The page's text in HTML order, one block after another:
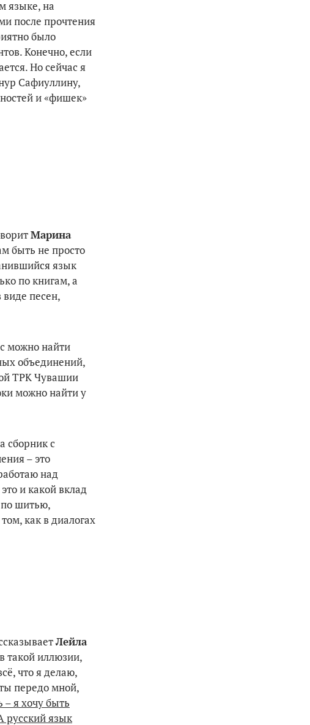
языке, на
после прочтения
было
Конечно, если
Но сейчас я
Сафиуллину,
и «фишек»
Марина
быть не просто
язык
по книгам, а
виде песен,
можно найти
объединений,
ТРК Чувашии
можно найти у
сборник с
– это
над
и какой вклад
по шитью,
как в диалогах
Лейла
такой иллюзии,
что я делаю,
передо мной,
– я хочу быть
русский язык